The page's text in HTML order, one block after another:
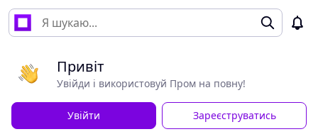
Привіт
Увійди і використовуй Пром на повну!
Увійти Зареєструватись